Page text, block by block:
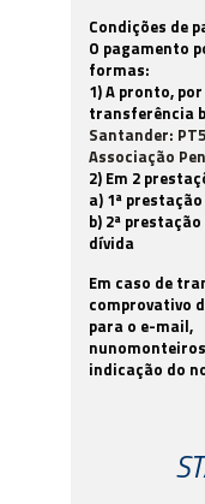
Condições de
O pagamento
formas:
1) A pronto,
transferência
Santander:
Associação
2) Em 2
a) 1ª
b) 2ª
dívida
Em caso de
comprovativo
para o e-mail,
indicação do